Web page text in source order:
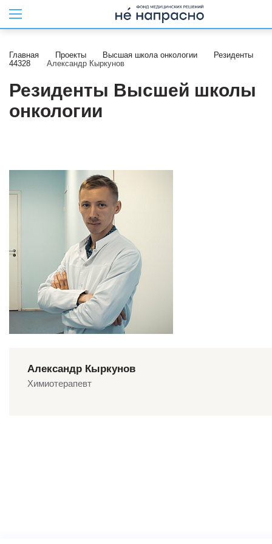
Главная Проекты Высшая школа онкологии
Резиденты
44328
Александр Кыркунов
Резиденты Высшей школы
онкологии
Александр Кыркунов
Химиотерапевт